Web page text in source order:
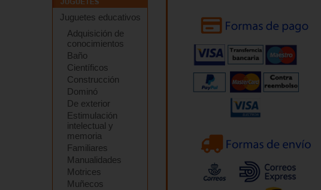
Juguetes educativos
Adquisición de
conocimientos
Baño
Científicos
Construcción
Dominó
De exterior
Estimulación
intelectual y
memoria
Familiares
Manualidades
Motrices
Muñecos